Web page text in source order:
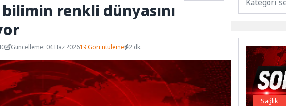
renkli dünyasını
Güncelleme: 04 Haz 202619 Görüntüleme 2 dk.
Sağlık